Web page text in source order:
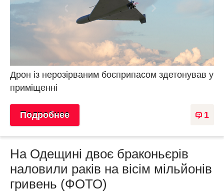
Дрон із нерозірваним боєприпасом здетонував у
приміщенні
1
Подробнее
На Одещині двоє браконьєрів
наловили раків на вісім мільйонів
гривень (ФОТО)